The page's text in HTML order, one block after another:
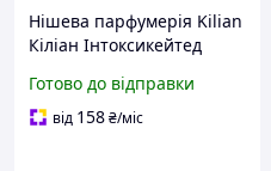
Нішева парфумерія Kilian
Кіліан Інтоксикейтед
чоловічі парфуми із
запахом ароматом кави
Готово до відправки
від 158₴/міс